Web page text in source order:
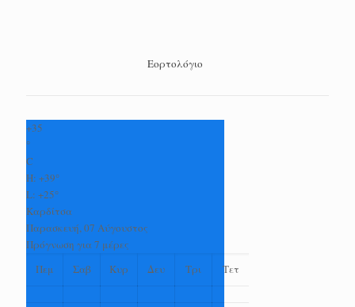
Εορτολόγιο
+35
°
C
H: +39°
L: +25°
Καρδίτσα
Παρασκευή, 07 Αύγουστος
Πρόγνωση για 7 μέρες
Πεμ
Σαβ Κυρ Δευ Τρι Τετ